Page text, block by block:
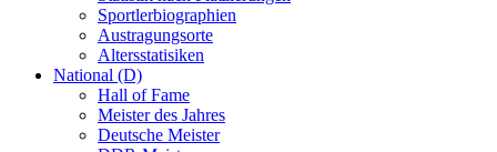
Sportlerbiographien
Austragungsorte
Altersstatisiken
National (D)
Hall of Fame
Meister des Jahres
Deutsche Meister